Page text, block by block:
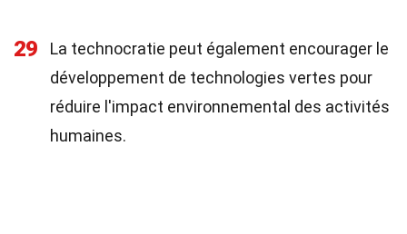
29
La technocratie peut également encourager le
développement de technologies vertes pour
réduire l'impact environnemental des activités
humaines.